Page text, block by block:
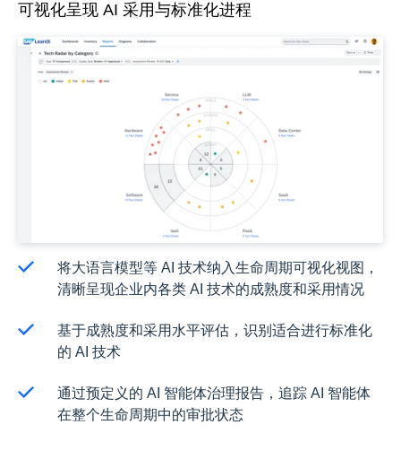
可视化呈现 AI 采用与标准化进程
将大语言模型等 AI 技术纳入生命周期可视化视图，
清晰呈现企业内各类 AI 技术的成熟度和采用情况
基于成熟度和采用水平评估，识别适合进行标准化
的 AI 技术
通过预定义的 AI 智能体治理报告，追踪 AI 智能体
在整个生命周期中的审批状态